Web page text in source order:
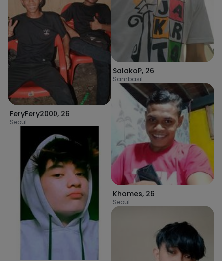
FeryFery2000, 26
Seoul
SalakoP, 26
Sambasil
Khomes, 26
Seoul